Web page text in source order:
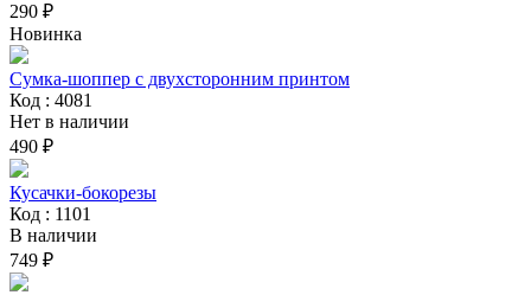
290 ₽
Новинка
Сумка-шоппер с двухсторонним принтом
Код : 4081
Нет в наличии
490 ₽
Кусачки-бокорезы
Код : 1101
В наличии
749 ₽